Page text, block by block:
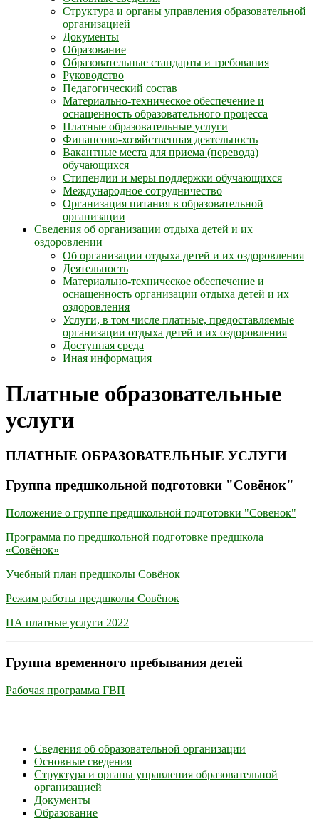
Структура и органы управления образовательной
организацией
Документы
Образование
Образовательные стандарты и требования
Руководство
Педагогический состав
Материально-техническое обеспечение и
оснащенность образовательного процесса
Платные образовательные услуги
Финансово-хозяйственная деятельность
Вакантные места для приема (перевода)
обучающихся
Стипендии и меры поддержки обучающихся
Международное сотрудничество
Организация питания в образовательной
организации
Сведения об организации отдыха детей и их
оздоровлении
Об организации отдыха детей и их оздоровления
Деятельность
Материально-техническое обеспечение и
оснащенность организации отдыха детей и их
оздоровления
Услуги, в том числе платные, предоставляемые
организации отдыха детей и их оздоровления
Доступная среда
Иная информация
Платные образовательные
услуги
ПЛАТНЫЕ ОБРАЗОВАТЕЛЬНЫЕ УСЛУГИ
Группа предшкольной подготовки "Совёнок"
Положение о группе предшкольной подготовки "Совенок"
Программа по предшкольной подготовке предшкола
«Совёнок»
Учебный план предшколы Совёнок
Режим работы предшколы Совёнок
ПА платные услуги 2022
Группа временного пребывания детей
Рабочая программа ГВП
Сведения об образовательной организации
Основные сведения
Структура и органы управления образовательной
организацией
Документы
Образование